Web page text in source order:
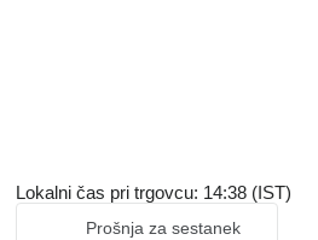
Lokalni čas pri trgovcu: 14:38 (IST)
Prošnja za sestanek